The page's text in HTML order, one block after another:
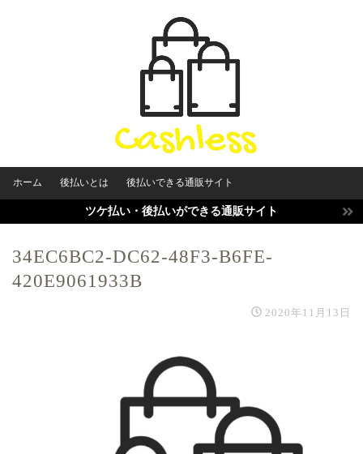
ホーム 後払いとは 後払いできる通販サイト
ツケ払い・後払いができる通販サイト
34EC6BC2-DC62-48F3-B6FE-
420E9061933B
2020年11月13日